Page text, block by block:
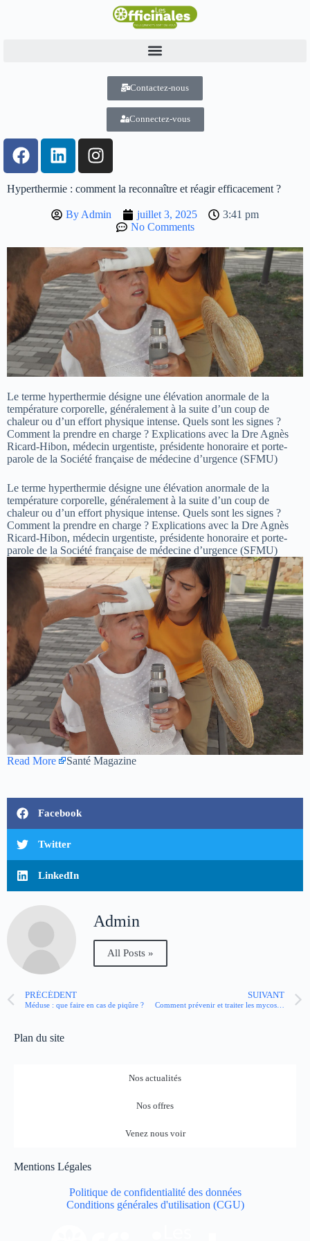
Contactez-nous
Connectez-vous
Hyperthermie : comment la reconnaître et réagir efficacement ?
By Admin juillet 3, 2025
3:41 pm
No Comments
Le terme hyperthermie désigne une élévation anormale de la
température corporelle, généralement à la suite d’un coup de
chaleur ou d’un effort physique intense. Quels sont les signes ?
Comment la prendre en charge ? Explications avec la Dre Agnès
Ricard-Hibon, médecin urgentiste, présidente honoraire et porte-
parole de la Société française de médecine d’urgence (SFMU)
Le terme hyperthermie désigne une élévation anormale de la
température corporelle, généralement à la suite d’un coup de
chaleur ou d’un effort physique intense. Quels sont les signes ?
Comment la prendre en charge ? Explications avec la Dre Agnès
Ricard-Hibon, médecin urgentiste, présidente honoraire et porte-
parole de la Société française de médecine d’urgence (SFMU)
Read More Santé Magazine
Facebook
Twitter
LinkedIn
Admin
All Posts »
PRÉCÉDENT
Méduse : que faire en cas de piqûre ?
SUIVANT
Comment prévenir et traiter les mycoses vaginales en été ?
Plan du site
Nos actualités
Nos offres
Venez nous voir
Mentions Légales
Politique de confidentialité des données
Conditions générales d'utilisation (CGU)